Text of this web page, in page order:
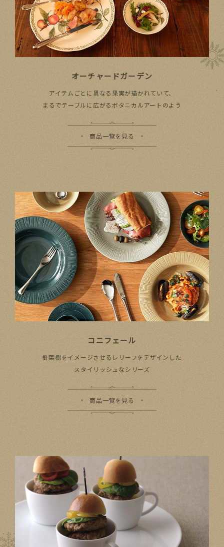
オーチャードガーデン
アイテムごとに​異なる​果実が​描かれていて、​
まるで​テーブルに​広がる​ボタニカルアートの​よう
商品一覧を見る
コニフェール
針葉樹を​イメージさせる​レリーフを​デザインした
​スタイリッシュな​シリーズ
商品一覧を見る